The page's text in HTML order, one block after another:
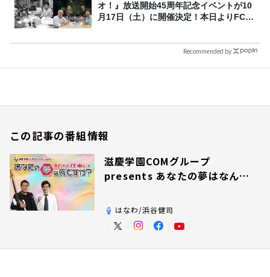
オ！』放送開始45周年記念イベントが10
月17日（土）に開催決定！本日よりFC先
Recommended by
この記事の番組情報
滋慶学園COMグループ
presents あなたの夢はなんで
はなわ/浜谷健司